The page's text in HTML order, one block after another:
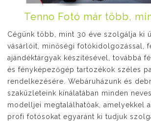
Tenno Fotó már több,
Cégünk több, mint 30 éve szolgálja ki
vásárlóit, minőségi fotókidolgozással,
ajándéktárgyak készítésével, továbbá
és fényképezőgép tartozékok széles
rendelkezésére. Webáruházunk és
szaküzleteink kínálatában minden
modelljei megtalálhatóak, amelyekkel
profi fotósokat egyaránt ki tudjuk